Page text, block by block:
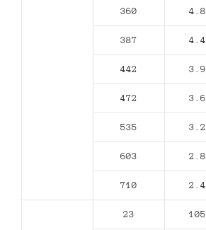
360 4.8
387 4.4
442 3.9
472 3.6
535 3.2
603 2.8
710 2.4
23 105